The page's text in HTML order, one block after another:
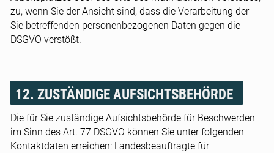
zu, wenn Sie der Ansicht sind, dass die Verarbeitung der
Sie betreffenden personenbezogenen Daten gegen die
DSGVO verstößt.
12. ZUSTÄNDIGE AUFSICHTSBEHÖRDE
Die für Sie zuständige Aufsichtsbehörde für Beschwerden
im Sinn des Art. 77 DSGVO können Sie unter folgenden
Kontaktdaten erreichen: Landesbeauftragte für